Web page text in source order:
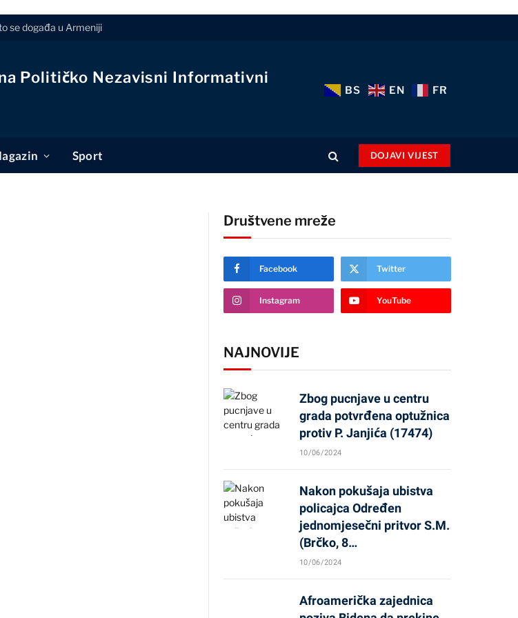
se događa u Armeniji
Političko Nezavisni Informativni
BS EN FR
Sport DOJAVI VIJEST
Društvene mreže
Facebook Twitter
Instagram YouTube
NAJNOVIJE
Zbog pucnjave u centru
grada potvrđena optužnica
protiv P. Janjića (17474)
10/06/2024
Nakon pokušaja ubistva
policajca Određen
jednomjesečni pritvor S.M.
(Brčko, 8…
10/06/2024
Afroamerička zajednica